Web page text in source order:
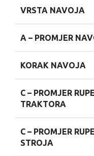
VRSTA NAVOJA
A – PROMJER
KORAK NAVOJA
C – PROMJER
TRAKTORA
C – PROMJER
STROJA